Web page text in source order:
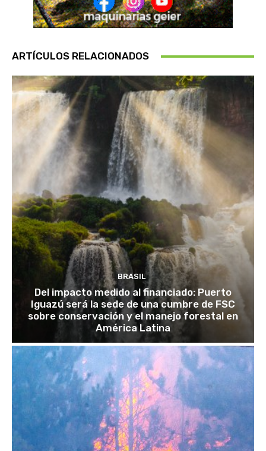
ARTÍCULOS RELACIONADOS
BRASIL
Del impacto medido al financiado: Puerto
Iguazú será la sede de una cumbre de FSC
sobre conservación y el manejo forestal en
América Latina